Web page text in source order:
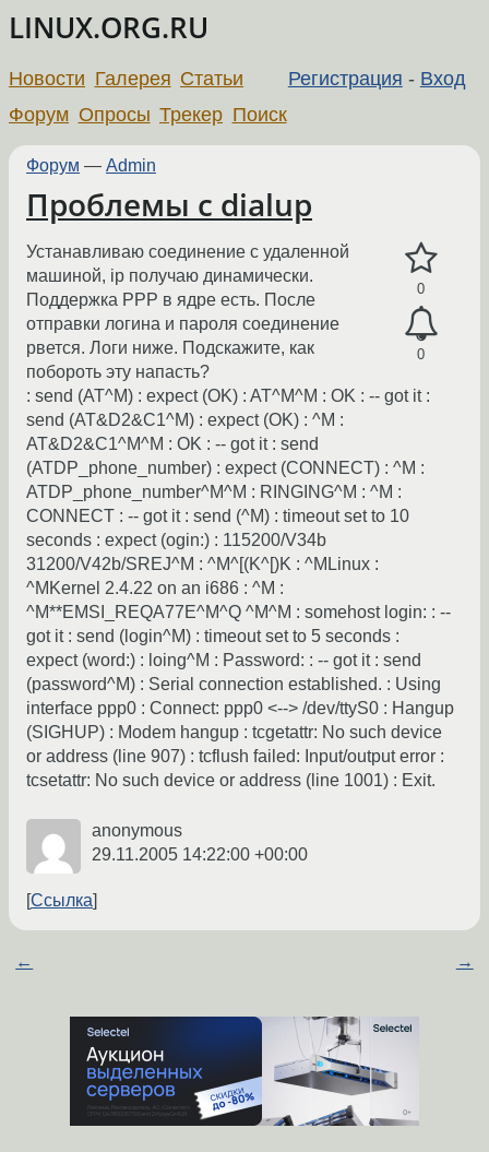
LINUX.ORG.RU
Регистрация - Вход
Новости Галерея Статьи
Форум Опросы Трекер Поиск
Форум — Admin
Проблемы с dialup
0
0
Устанавливаю соединение с удаленной
машиной, ip получаю динамически.
Поддержка PPP в ядре есть. После
отправки логина и пароля соединение
рвется. Логи ниже. Подскажите, как
побороть эту напасть?
: send (AT^M) : expect (OK) : AT^M^M : OK : -- got it :
send (AT&D2&C1^M) : expect (OK) : ^M :
AT&D2&C1^M^M : OK : -- got it : send
(ATDP_phone_number) : expect (CONNECT) : ^M :
ATDP_phone_number^M^M : RINGING^M : ^M :
CONNECT : -- got it : send (^M) : timeout set to 10
seconds : expect (ogin:) : 115200/V34b
31200/V42b/SREJ^M : ^M^[(K^[)K : ^MLinux :
^MKernel 2.4.22 on an i686 : ^M :
^M**EMSI_REQA77E^M^Q ^M^M : somehost login: : --
got it : send (login^M) : timeout set to 5 seconds :
expect (word:) : loing^M : Password: : -- got it : send
(password^M) : Serial connection established. : Using
interface ppp0 : Connect: ppp0 <--> /dev/ttyS0 : Hangup
(SIGHUP) : Modem hangup : tcgetattr: No such device
or address (line 907) : tcflush failed: Input/output error :
tcsetattr: No such device or address (line 1001) : Exit.
anonymous
29.11.2005 14:22:00 +00:00
Ссылка
← →